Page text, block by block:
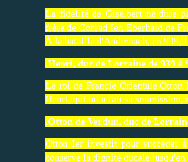
La fidélité de Giselbert ne dure
frère de Conrad Ier, Eberhard de
À la bataille d'Andernach, en 939,
.Henri, duc de Lorraine de 939 à
Le roi de Francie Orientale
Henri, qui lui a fait sa soumission,
.Otton de Verdun, duc de
Otton Ier investit pour succéder
conserve la dignité ducale jusqu'en